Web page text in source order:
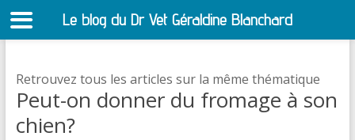
Retrouvez tous les articles sur la même thématique
Peut-on donner du fromage à son
chien?
Le blog du Dr Vet Géraldine Blanchard